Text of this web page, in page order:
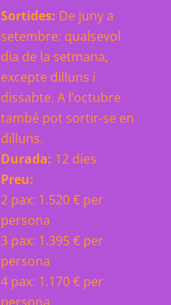
Sortides: De juny a
setembre: qualsevol
dia de la setmana,
excepte dilluns i
dissabte. A l’octubre
també pot sortir-se en
dilluns.
Durada: 12 dies
Preu:
2 pax: 1.520 € per
persona
3 pax: 1.395 € per
persona
4 pax: 1.170 € per
persona